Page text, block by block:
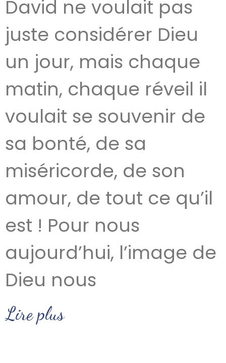
David ne voulait pas
juste considérer Dieu
un jour, mais chaque
matin, chaque réveil il
voulait se souvenir de
sa bonté, de sa
miséricorde, de son
amour, de tout ce qu’il
est ! Pour nous
aujourd’hui, l’image de
Dieu nous
Lire plus